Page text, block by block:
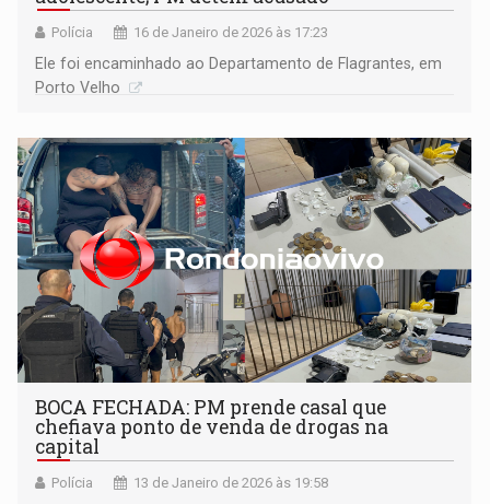
Polícia 16 de Janeiro de 2026 às 17:23
Ele foi encaminhado ao Departamento de Flagrantes, em
Porto Velho
BOCA FECHADA: PM prende casal que
chefiava ponto de venda de drogas na
capital
Polícia 13 de Janeiro de 2026 às 19:58